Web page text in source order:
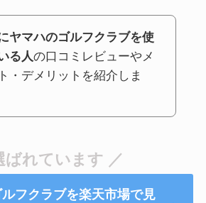
ヤマハのゴルフクラブを使
る人の口コミレビューやメ
・デメリットを紹介しま
ばれています ／
フクラブを楽天市場で見